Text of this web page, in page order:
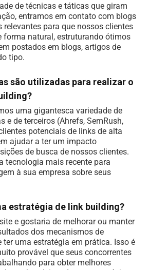
de técnicas e táticas que giram
entramos em contato com blogs
relevantes para que nossos clientes
forma natural, estruturando ótimos
postados em blogs, artigos de
tipo.
são utilizadas para realizar o
uma gigantesca variedade de
e de terceiros (Ahrefs, SemRush,
potenciais de links de alta
ajudar a ter um impacto
de busca de nossos clientes.
tecnologia mais recente para
à sua empresa sobre seus
estratégia de link building?
e gostaria de melhorar ou manter
dos mecanismos de
ter uma estratégia em prática. Isso é
provável que seus concorrentes
para obter melhores